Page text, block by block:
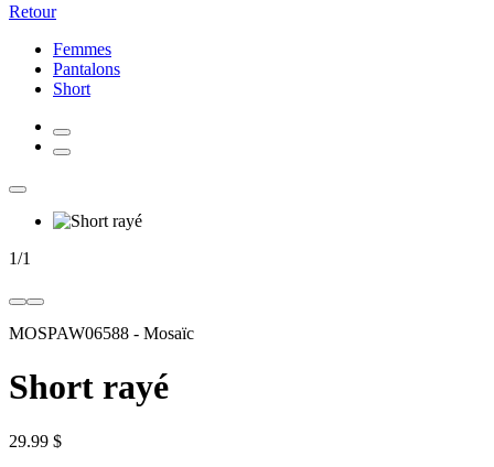
Retour
Femmes
Pantalons
Short
1/1
MOSPAW06588 - Mosaïc
Short rayé
29.99 $